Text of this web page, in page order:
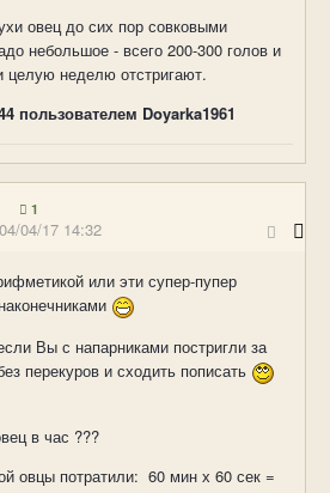
овец до сих пор совковыми
небольшое - всего 200-300 голов и
целую неделю отстригают.
пользователем Doyarka1961
1
04/04/17 14:32
или эти супер-пупер
Вы с напарниками постригли за
перекуров и сходить пописать
в час ???
овцы потратили: 60 мин х 60 сек =